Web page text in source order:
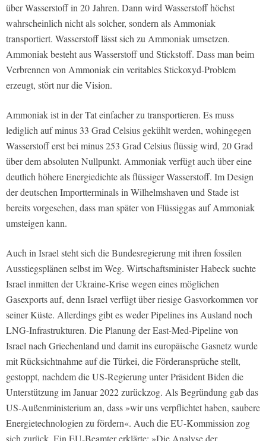
über Wasserstoff in 20 Jahren. Dann wird Wasserstoff höchst
wahrscheinlich nicht als solcher, sondern als Ammoniak
transportiert. Wasserstoff lässt sich zu Ammoniak umsetzen.
Ammoniak besteht aus Wasserstoff und Stickstoff. Dass man beim
Verbrennen von Ammoniak ein veritables Stickoxyd-Problem
erzeugt, stört nur die Vision.
Ammoniak ist in der Tat einfacher zu transportieren. Es muss
lediglich auf minus 33 Grad Celsius gekühlt werden, wohingegen
Wasserstoff erst bei minus 253 Grad Celsius flüssig wird, 20 Grad
über dem absoluten Nullpunkt. Ammoniak verfügt auch über eine
deutlich höhere Energiedichte als flüssiger Wasserstoff. Im Design
der deutschen Importterminals in Wilhelmshaven und Stade ist
bereits vorgesehen, dass man später von Flüssiggas auf Ammoniak
umsteigen kann.
Auch in Israel steht sich die Bundesregierung mit ihren fossilen
Ausstiegsplänen selbst im Weg. Wirtschaftsminister Habeck suchte
Israel inmitten der Ukraine-Krise wegen eines möglichen
Gasexports auf, denn Israel verfügt über riesige Gasvorkommen vor
seiner Küste. Allerdings gibt es weder Pipelines ins Ausland noch
LNG-Infrastrukturen. Die Planung der East-Med-Pipeline von
Israel nach Griechenland und damit ins europäische Gasnetz wurde
mit Rücksichtnahme auf die Türkei, die Förderansprüche stellt,
gestoppt, nachdem die US-Regierung unter Präsident Biden die
Unterstützung im Januar 2022 zurückzog. Als Begründung gab das
US-Außenministerium an, dass »wir uns verpflichtet haben, saubere
Energietechnologien zu fördern«. Auch die EU-Kommission zog
sich zurück. Ein EU-Beamter erklärte: »Die Analyse der